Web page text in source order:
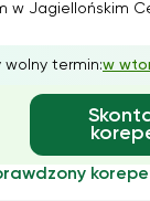
w Jagiellońskim
z dziećmi, jak i
dla korporacji.
wolny termin:w